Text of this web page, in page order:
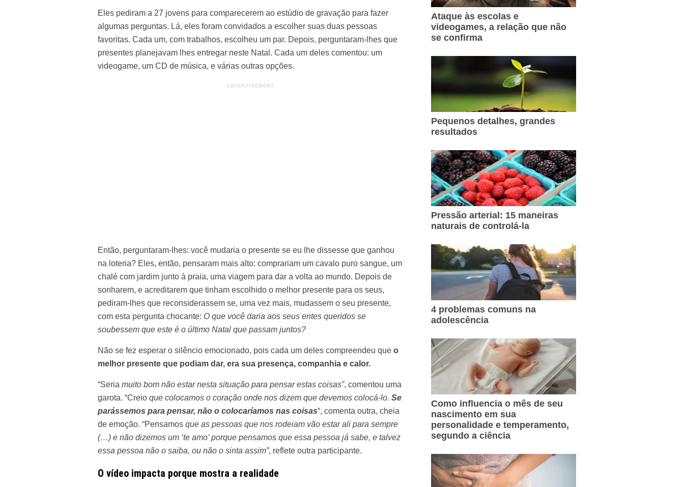
Eles pediram a 27 jovens para comparecerem ao estúdio de gravação para fazer
algumas perguntas. Lá, eles foram convidados a escolher suas duas pessoas
favoritas. Cada um, com trabalhos, escolheu um par. Depois, perguntaram-lhes que
presentes planejavam lhes entregar neste Natal. Cada um deles comentou: um
videogame, um CD de música, e várias outras opções.
Então, perguntaram-lhes: você mudaria o presente se eu lhe dissesse que ganhou
na loteria? Eles, então, pensaram mais alto: comprariam um cavalo puro sangue, um
chalé com jardim junto à praia, uma viagem para dar a volta ao mundo. Depois de
sonharem, e acreditarem que tinham escolhido o melhor presente para os seus,
pediram-lhes que reconsiderassem se, uma vez mais, mudassem o seu presente,
com esta pergunta chocante: O que você daria aos seus entes queridos se
soubessem que este é o último Natal que passam juntos?
Não se fez esperar o silêncio emocionado, pois cada um deles compreendeu que o
melhor presente que podiam dar, era sua presença, companhia e calor.
“Seria muito bom não estar nesta situação para pensar estas coisas”, comentou uma
garota. “Creio que colocamos o coração onde nos dizem que devemos colocá-lo. Se
parássemos para pensar, não o colocaríamos nas coisas“, comenta outra, cheia
de emoção. “Pensamos que as pessoas que nos rodeiam vão estar ali para sempre
(…) e não dizemos um ‘te amo’ porque pensamos que essa pessoa já sabe, e talvez
essa pessoa não o saiba, ou não o sinta assim”, reflete outra participante.
O vídeo impacta porque mostra a realidade
Ataque às escolas e
videogames, a relação que não
se confirma
Pequenos detalhes, grandes
resultados
Pressão arterial: 15 maneiras
naturais de controlá-la
4 problemas comuns na
adolescência
Como influencia o mês de seu
nascimento em sua
personalidade e temperamento,
segundo a ciência